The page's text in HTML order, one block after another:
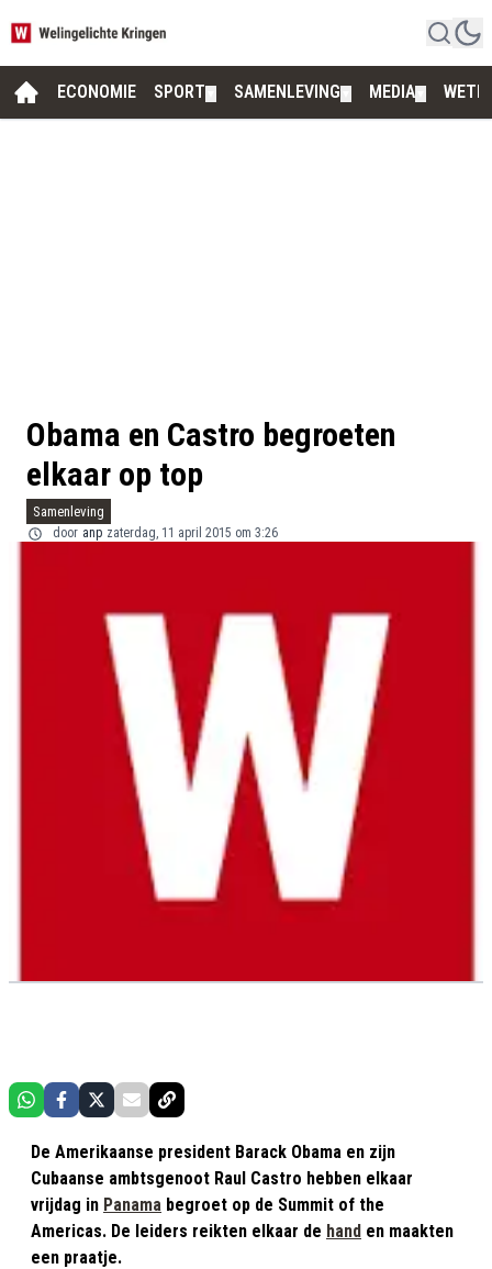
ECONOMIE SPORT SAMENLEVING MEDIA
Obama en Castro begroeten
elkaar op top
Samenleving
door anp zaterdag, 11 april 2015 om 3:26
De Amerikaanse president Barack Obama en zijn
Cubaanse ambtsgenoot Raul Castro hebben elkaar
vrijdag in Panama begroet op de Summit of the
Americas. De leiders reikten elkaar de hand en maakten
een praatje.